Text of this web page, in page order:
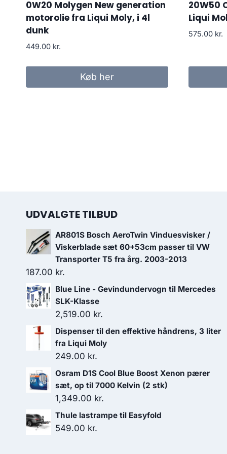
0W20 Molygen New generation
motorolie fra Liqui Moly, i 4l
dunk
449.00 kr.
Køb her
20W50
Liqui
575.00 kr.
UDVALGTE TILBUD
AR801S Bosch AeroTwin Vinduesvisker /
Viskerblade sæt 60+53cm passer til VW
Transporter T5 fra årg. 2003-2013
187.00 kr.
Blue Line - Gevindundervogn til Mercedes
SLK-Klasse
2,519.00 kr.
Dispenser til den effektive håndrens, 3 liter
fra Liqui Moly
249.00 kr.
Osram D1S Cool Blue Boost Xenon pærer
sæt, op til 7000 Kelvin (2 stk)
1,349.00 kr.
Thule lastrampe til Easyfold
549.00 kr.